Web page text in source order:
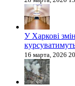
У Харкові
16 марта, 2026